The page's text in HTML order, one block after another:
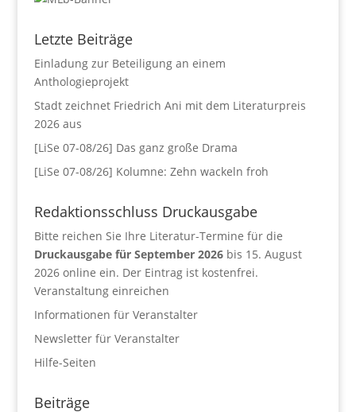
Letzte Beiträge
Einladung zur Beteiligung an einem
Anthologieprojekt
Stadt zeichnet Friedrich Ani mit dem Literaturpreis
2026 aus
[LiSe 07-08/26] Das ganz große Drama
[LiSe 07-08/26] Kolumne: Zehn wackeln froh
Redaktionsschluss Druckausgabe
Bitte reichen Sie Ihre Literatur-Termine für die
Druckausgabe für September 2026bis 15. August
2026 online ein. Der Eintrag ist kostenfrei.
Veranstaltung einreichen
Informationen für Veranstalter
Newsletter für Veranstalter
Hilfe-Seiten
Beiträge